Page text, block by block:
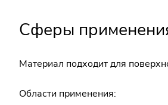
Сферы
Материал подходит для
Области применения: